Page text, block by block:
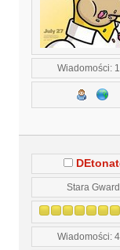
Wiadomości:
Stara
Wiadomości: